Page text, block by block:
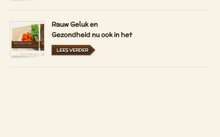
Rauw Geluk en
Gezondheid nu ook in het
Nederlands en
Hongaars
LEES VERDER